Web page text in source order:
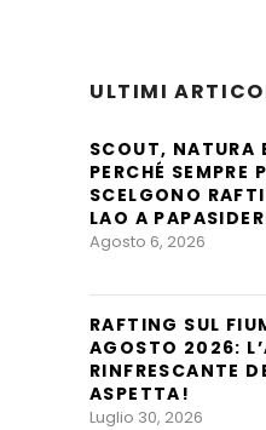
ULTIMI
SCOUT, NATURA
PERCHÉ SEMPRE
SCELGONO
LAO A
Agosto 6, 2026
RAFTING SUL
AGOSTO 2026:
RINFRESCANTE
ASPETTA!
Luglio 30, 2026